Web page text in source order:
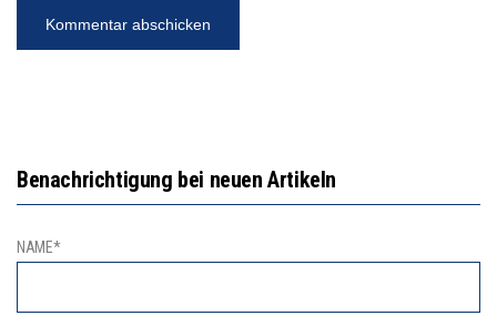
Benachrichtigung bei neuen Artikeln
NAME*